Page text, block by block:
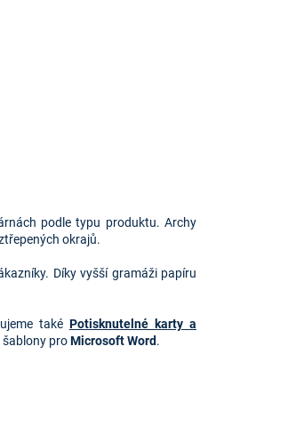
podle typu produktu. Archy
okrajů.
Díky vyšší gramáži papíru
také Potisknutelné karty a
šablony pro Microsoft Word.